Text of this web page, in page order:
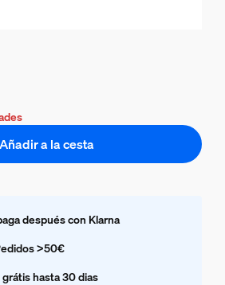
Añadir a la cesta
después con Klarna
>50€
hasta 30 dias